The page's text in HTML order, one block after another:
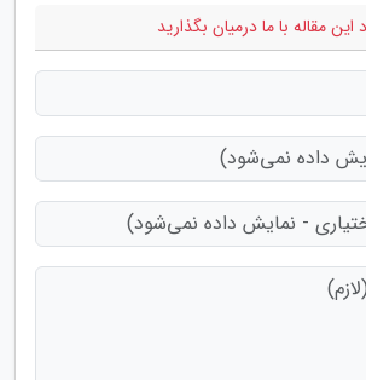
مقاله با ما درمیان بگذارید